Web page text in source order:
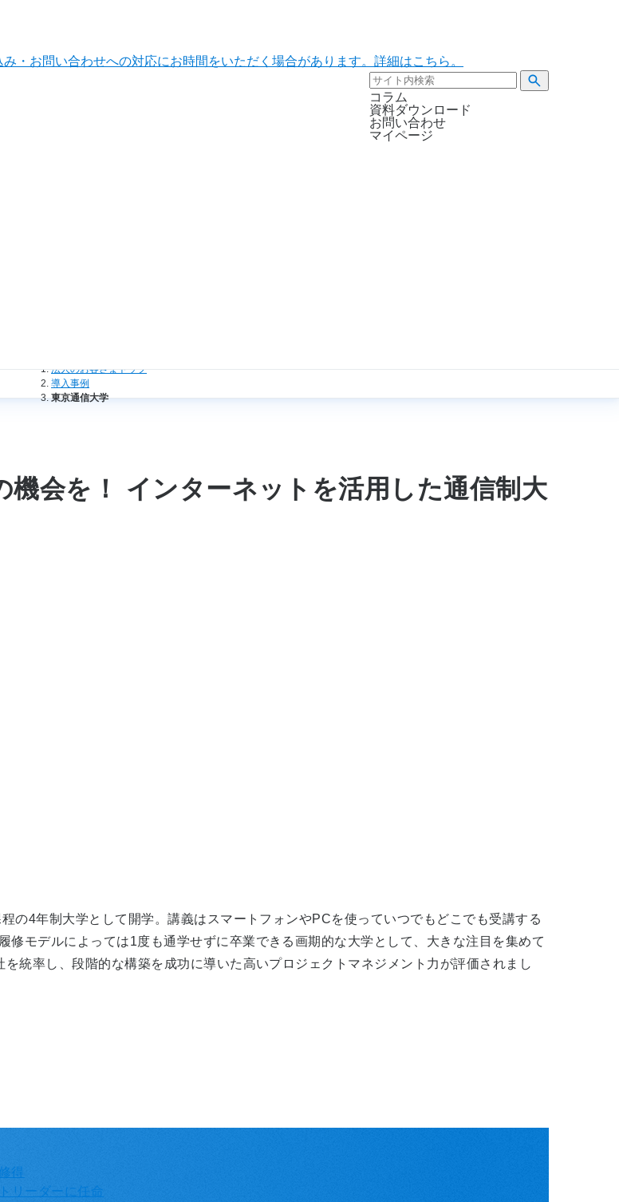
・お問い合わせへの対応にお時間をいただく場合があります。詳細はこちら。
コラム
資料ダウンロード
お問い合わせ
マイページ
法人のお客さまトップ
導入事例
東京通信大学
会を！ インターネットを活用した通信制大
の4年制大学として開学。講義はスマートフォンやPCを使っていつでもどこでも受講する
修モデルによっては1度も通学せずに卒業できる画期的な大学として、大きな注目を集めて
統率し、段階的な構築を成功に導いた高いプロジェクトマネジメント力が評価されまし
得
リーダーに任命